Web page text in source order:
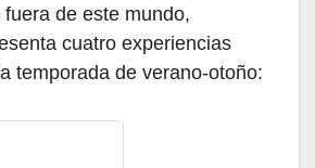
de este mundo,
cuatro experiencias
temporada de verano-otoño: